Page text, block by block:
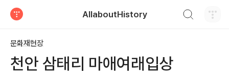
AllaboutHistory
문화재현장
천안 삼태리 마애여래입상